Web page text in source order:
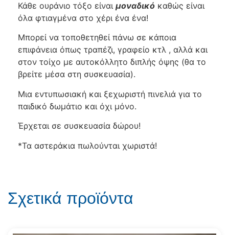
Κάθε ουράνιο τόξο είναι μοναδικό καθώς είναι
όλα φτιαγμένα στο χέρι ένα ένα!
Μπορεί να τοποθετηθεί πάνω σε κάποια
επιφάνεια όπως τραπέζι, γραφείο κτλ , αλλά και
στον τοίχο με αυτοκόλλητο διπλής όψης (θα το
βρείτε μέσα στη συσκευασία).
Μια εντυπωσιακή και ξεχωριστή πινελιά για το
παιδικό δωμάτιο και όχι μόνο.
Έρχεται σε συσκευασία δώρου!
*Τα αστεράκια πωλούνται χωριστά!
Σχετικά προϊόντα